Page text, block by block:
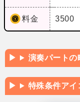
料金 3500
演奏パートの
特殊条件アイ